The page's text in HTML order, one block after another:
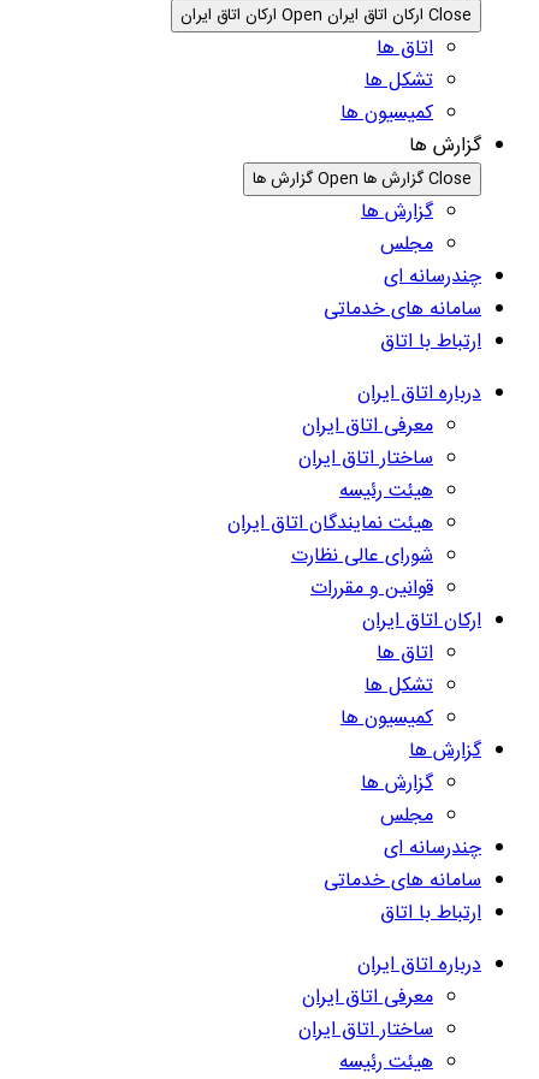
Close ارکان اتاق ایران Open ارکان اتاق ایران
اتاق ها
تشکل ها
کمیسیون ها
گزارش ها
Close گزارش ها Open گزارش ها
گزارش ها
مجلس
چندرسانه ای
سامانه های خدماتی
ارتباط با اتاق
درباره اتاق ایران
معرفی اتاق ایران
ساختار اتاق ایران
هیئت رئیسه
هیئت نمایندگان اتاق ایران
شورای عالی نظارت
قوانین و مقررات
ارکان اتاق ایران
اتاق ها
تشکل ها
کمیسیون ها
گزارش ها
گزارش ها
مجلس
چندرسانه ای
سامانه های خدماتی
ارتباط با اتاق
درباره اتاق ایران
معرفی اتاق ایران
ساختار اتاق ایران
هیئت رئیسه